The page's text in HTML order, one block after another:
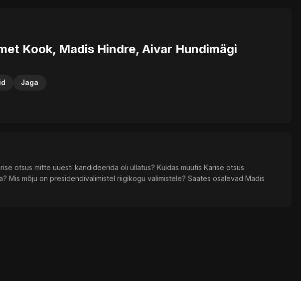
Kook, Madis Hindre, Aivar Hundimägi
Jaga
otsus mitte uuesti kandideerida oli üllatus? Kuidas muutis Karise otsus
Mis mõju on presidendivalimistel riigikogu valimistele? Saates osalevad Madis